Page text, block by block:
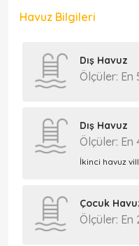
Havuz Bilgileri
Dış Havuz
Ölçüler: En
Dış Havuz
Ölçüler: En
İkinci havuz
Çocuk
Ölçüler: En